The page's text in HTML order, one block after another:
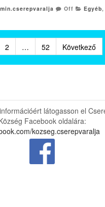
Off Egyéb,
2 … 52 Következő
látogasson el
Facebook oldalára:
kozseg.cserepvaralja